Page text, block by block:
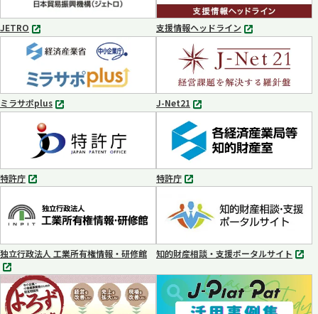
開
く
JETRO
別
タ
ブ
で
開
く
支援情報ヘッドライン
別
タ
ブ
で
開
く
ミラサポplus
別
ブ
で
開
く
J-Net21
別
タ
ブ
で
開
く
特許庁
別
ブ
で
く
特許庁
別
ブ
で
開
く
独立行政法人 工業所有権情報・研修館
別
タ
ブ
で
知的財産相談・支援ポータルサイト
別
タ
開